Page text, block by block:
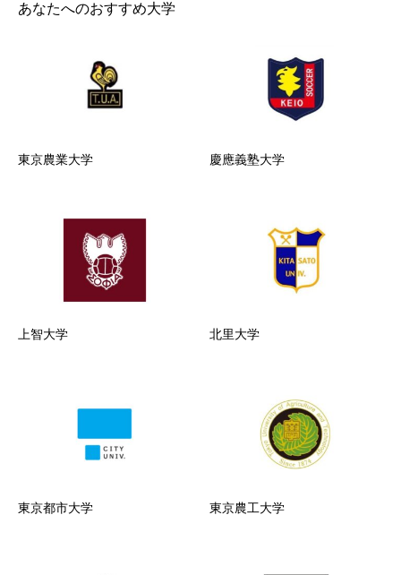
あなたへのおすすめ大学
東京農業大学 慶應義塾大学
上智大学 北里大学
東京都市大学 東京農工大学